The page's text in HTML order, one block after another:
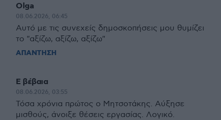
Olga
08.06.2026, 06:45
Αυτό με τις συνεχείς δημοσκοπήσεις μου θυμίζει
το "αξίζω, αξίζω, αξίζω"
ΑΠΑΝΤΗΣΗ
Ε βέβαια
08.06.2026, 03:55
Τόσα χρόνια πρώτος ο Μητσοτάκης. Αύξησε
μισθούς, άνοιξε θέσεις εργασίας. Λογικό.